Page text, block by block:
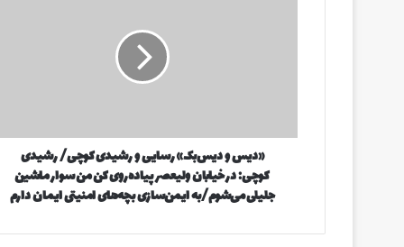
دب
ا
«دیس و دیس‌بک» رسایی و رشیدی کوچی/ رشیدی
کوچی: در خیابان ولیعصر پیاده‌روی کن من سوار ماشین
جلیلی می‌شوم/به ایمن‌سازی بچه‌های امنیتی ایمان دارم